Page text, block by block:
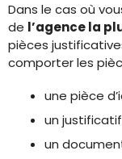
Dans le cas où
de l’agence la
pièces
comporter les
une pièce
un
un